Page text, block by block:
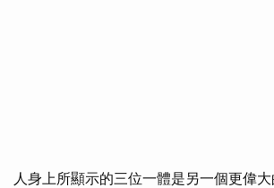
人身上所顯示的三位一體是另一個更偉